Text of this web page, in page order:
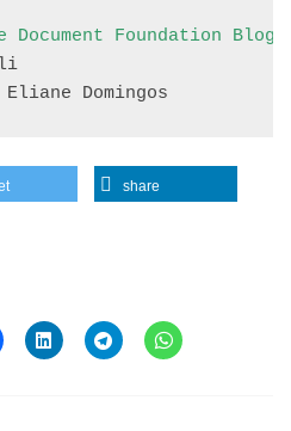
Document Foundation Blog
Domingos
share